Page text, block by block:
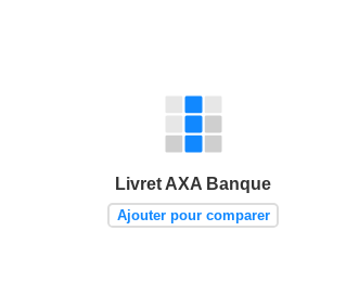
Livret AXA Banque
Ajouter pour comparer